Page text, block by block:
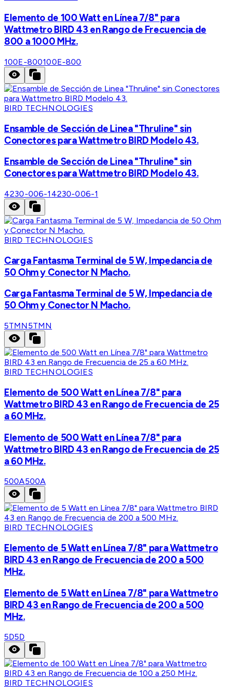
Elemento de 100 Watt en Línea 7/8" para
Wattmetro BIRD 43 en Rango de Frecuencia de
800 a 1000 MHz.
100E-800100E-800
BIRD TECHNOLOGIES
Ensamble de Sección de Linea "Thruline" sin
Conectores para Wattmetro BIRD Modelo 43.
Ensamble de Sección de Linea "Thruline" sin
Conectores para Wattmetro BIRD Modelo 43.
4230-006-1 4230-006-1
BIRD TECHNOLOGIES
Carga Fantasma Terminal de 5 W, Impedancia de
50 Ohm y Conector N Macho.
Carga Fantasma Terminal de 5 W, Impedancia de
50 Ohm y Conector N Macho.
5TMN5TMN
BIRD TECHNOLOGIES
Elemento de 500 Watt en Línea 7/8" para
Wattmetro BIRD 43 en Rango de Frecuencia de 25
a 60 MHz.
Elemento de 500 Watt en Línea 7/8" para
Wattmetro BIRD 43 en Rango de Frecuencia de 25
a 60 MHz.
500A500A
BIRD TECHNOLOGIES
Elemento de 5 Watt en Línea 7/8" para Wattmetro
BIRD 43 en Rango de Frecuencia de 200 a 500
MHz.
Elemento de 5 Watt en Línea 7/8" para Wattmetro
BIRD 43 en Rango de Frecuencia de 200 a 500
MHz.
5D5D
BIRD TECHNOLOGIES